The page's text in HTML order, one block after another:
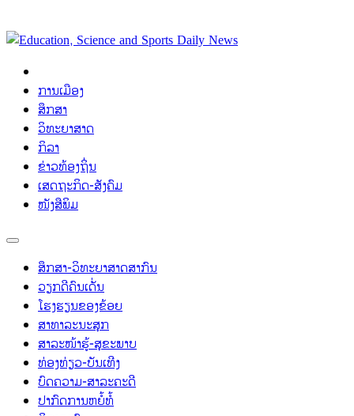
ການເມືອງ
ສຶກສາ
ວິທະຍາສາດ
ກິລາ
ຂ່າວທ້ອງຖິ່ນ
ເສດຖະກິດ-ສັງຄົມ
ໜັງສືພິມ
ສຶກສາ-ວິທະຍາສາດສາກົນ
ວຽກດີຄົນເດັ່ນ
ໂຮງຮຽນຂອງຂ້ອຍ
ສາທາລະນະສຸກ
ສາລະໜ້າຮູ້-ສຸຂະພາບ
ທ່ອງທ່ຽວ-ບັນເທີງ
ບົດຄວາມ-ສາລະຄະດີ
ປາກົດການຫຍໍ້ທໍ້